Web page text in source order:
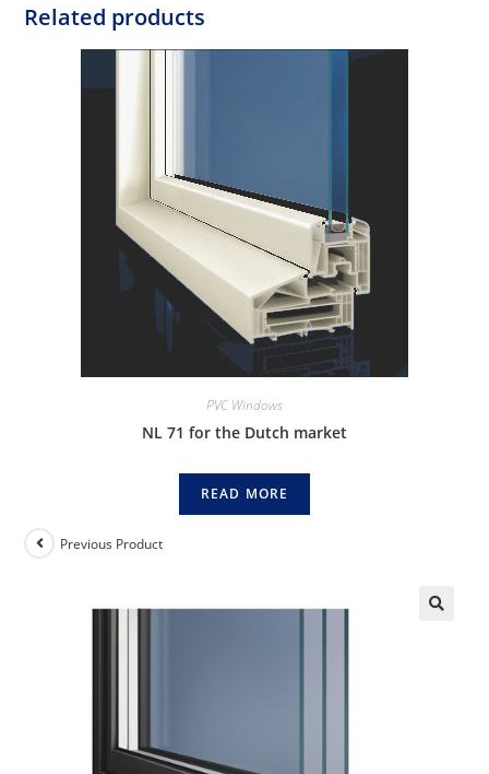
Related products
PVC Windows
NL 71 for the Dutch market
READ MORE
Previous Product